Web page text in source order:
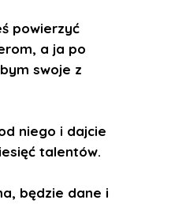
powierzyć
a ja po
swoje z
niego i dajcie
talentów.
będzie dane i